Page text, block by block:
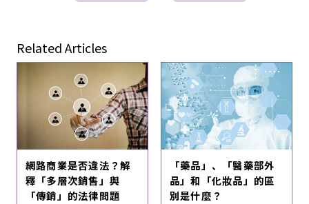
Related Articles
網路商業是否違法？解
釋「多層次銷售」與
「傳銷」的法律問題
「藥品」、「醫藥部外
品」和「化妝品」的區
別是什麼？